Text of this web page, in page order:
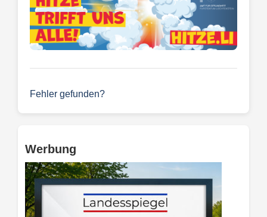
Fehler gefunden?
Werbung